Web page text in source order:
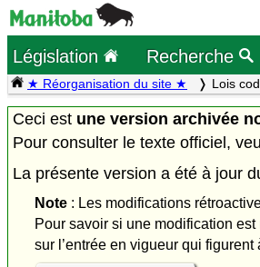
Législation Recherche
★ Réorganisation du site ★ Lois
Ceci est une version archivée
Pour consulter le texte officiel,
La présente version a été à jour
Note: Les modifications
Pour savoir si une modification
sur l’entrée en vigueur qui